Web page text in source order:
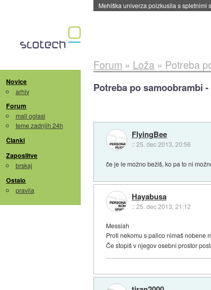
Evropska vesoljska agencija razvija
Novice
arhiv
Forum
mali oglasi
teme zadnjih 24h
Članki
Zaposlitve
brskaj
Ostalo
pravila
Forum » Loža» Potreba
Potreba po samoobrambi
FlyingBee
::25. dec 2013, 20:56
če je le možno bežiš, ko pa to ni
Hayabusa
::25. dec 2013, 21:12
Messiah
Proti nekomu s palico nimaš nobene
Če stopiš v njegov osebni prostor